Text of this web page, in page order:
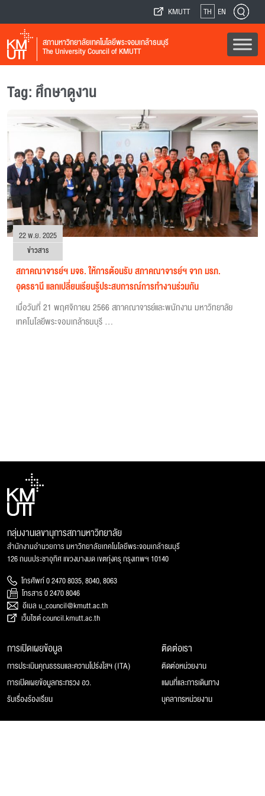
KMUTT TH EN
สภามหาวิทยาลัยเทคโนโลยีพระจอมเกล้าธนบุรี
The University Council of KMUTT
Tag: ศึกษาดูงาน
22 พ.ย. 2025
ข่าวสาร
สภาคณาจารย์ฯ มจธ. ให้การต้อนรับ สภาคณาจารย์ฯ จาก มรภ.
อุดรธานี แลกเปลี่ยนเรียนรู้ประสบการณ์การทำงานร่วมกัน
เมื่อวันที่ 21 พฤศจิกายน 2566 สภาคณาจารย์และพนักงาน มหาวิทยาลัย
เทคโนโลยีพระจอมเกล้าธนบุรี ...
กลุ่มงานเลขานุการสภามหาวิทยาลัย
สำนักงานอำนวยการ มหาวิทยาลัยเทคโนโลยีพระจอมเกล้าธนบุรี
126 ถนนประชาอุทิศ แขวงบางมด เขตทุ่งครุ กรุงเทพฯ 10140
โทรศัพท์ 0 2470 8035, 8040, 8063
โทรสาร 0 2470 8046
อีเมล u_council@kmutt.ac.th
เว็บไซต์ council.kmutt.ac.th
การเปิดเผยข้อมูล
การประเมินคุณธรรมและความโปร่งใสฯ (ITA)
การเปิดเผยข้อมูลกระทรวง อว.
รับเรื่องร้องเรียน
ติดต่อเรา
ติดต่อหน่วยงาน
แผนที่และการเดินทาง
บุคลากรหน่วยงาน